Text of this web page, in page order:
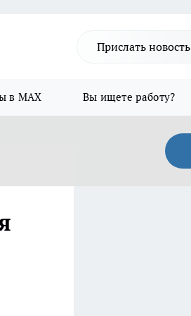
Прислать новость
в MAX Вы ищете работу?